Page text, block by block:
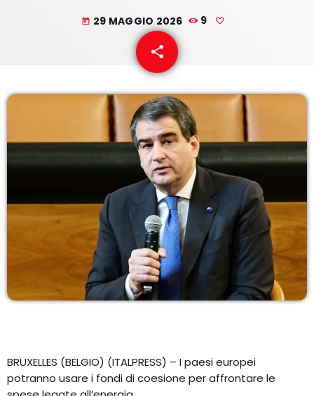
I VOLTI DELLA RADIO
LE NOTIZIE
today 29 MAGGIO 2026 9
share
email
BRUXELLES (BELGIO) (ITALPRESS) – I paesi europei
potranno usare i fondi di coesione per affrontare le